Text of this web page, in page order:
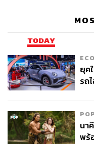
Location:Slowcombo
Open:วันเสาร์ที่ 30 แล
Budget:ฟรี!
เทศกาลสุขภาพใจ
TODAY
ยุค
รถ
POP
นา
พร้